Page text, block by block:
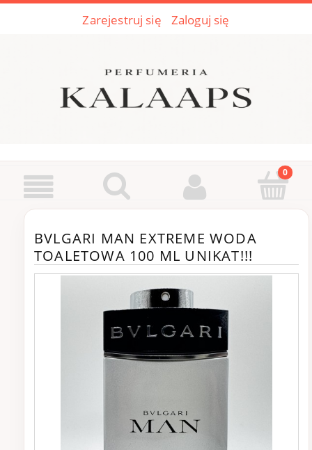
Zarejestruj się Zaloguj się
BVLGARI MAN EXTREME WODA
TOALETOWA 100 ML UNIKAT!!!